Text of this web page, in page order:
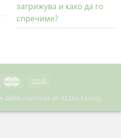
загрижува и како да го
спречиме?
Gold member of ALMA.family